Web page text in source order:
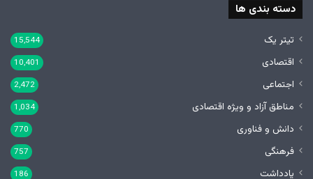
دسته بندی ها
تیتر یک 15,544
اقتصادی 10,401
اجتماعی 2,472
مناطق آزاد و ویژه اقتصادی 1,034
دانش و فناوری 770
فرهنگی 757
یادداشت 186